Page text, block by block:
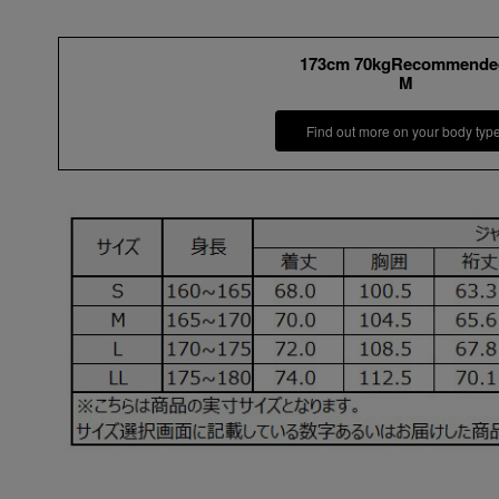
173cm
M
Find out more on your body